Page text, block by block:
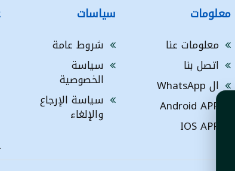
معلومات
معلومات عنا
اتصل بنا
ال WhatsApp
Android APP
IOS APP
سياسات
شروط عامة
سياسة
الخصوصية
سياسة الإرجاع
والإلغاء